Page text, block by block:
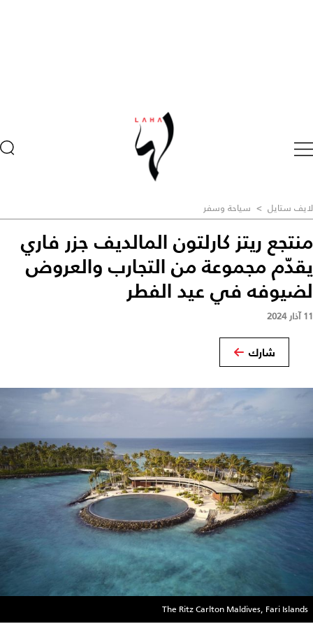
لايف ستايل > سياحة وسفر
منتجع ريتز كارلتون المالديف جزر فاري
يقدّم مجموعة من التجارب والعروض
لضيوفه في عيد الفطر
11 آذار 2024
شارك
The Ritz Carlton Maldives, Fari Islands